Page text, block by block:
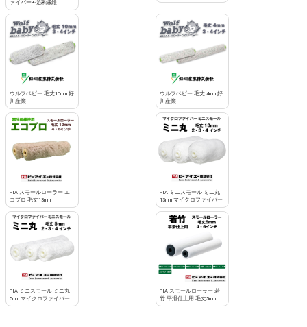
お買い物を続ける カートへ進む
ァイバー+従来繊維
ウルフベビー 毛丈10mm 好
川産業
ウルフベビー 毛丈 4mm 好
川産業
PIA スモールローラー エ
コプロ 毛丈13mm
PIA ミニスモール ミニ丸
13mm マイクロファイバー
PIA ミニスモール ミニ丸
5mm マイクロファイバー
PIA スモールローラー 若
竹 平滑仕上用 毛丈5mm